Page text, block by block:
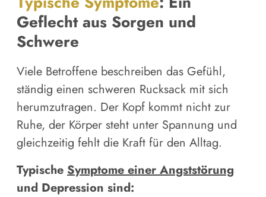
Geflecht aus Sorgen und
Schwere
Viele Betroffene beschreiben das Gefühl,
ständig einen schweren Rucksack mit sich
herumzutragen. Der Kopf kommt nicht zur
Ruhe, der Körper steht unter Spannung und
gleichzeitig fehlt die Kraft für den Alltag.
Typische Symptome einer Angststörung
und Depression sind: